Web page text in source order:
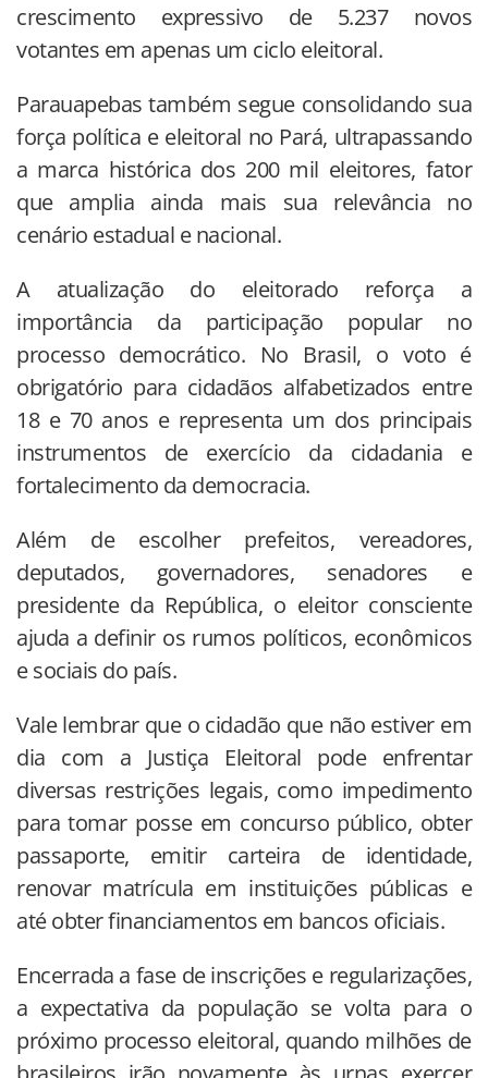
crescimento expressivo de 5.237 novos
votantes em apenas um ciclo eleitoral.
Parauapebas também segue consolidando sua
força política e eleitoral no Pará, ultrapassando
a marca histórica dos 200 mil eleitores, fator
que amplia ainda mais sua relevância no
cenário estadual e nacional.
A atualização do eleitorado reforça a
importância da participação popular no
processo democrático. No Brasil, o voto é
obrigatório para cidadãos alfabetizados entre
18 e 70 anos e representa um dos principais
instrumentos de exercício da cidadania e
fortalecimento da democracia.
Além de escolher prefeitos, vereadores,
deputados, governadores, senadores e
presidente da República, o eleitor consciente
ajuda a definir os rumos políticos, econômicos
e sociais do país.
Vale lembrar que o cidadão que não estiver em
dia com a Justiça Eleitoral pode enfrentar
diversas restrições legais, como impedimento
para tomar posse em concurso público, obter
passaporte, emitir carteira de identidade,
renovar matrícula em instituições públicas e
até obter financiamentos em bancos oficiais.
Encerrada a fase de inscrições e regularizações,
a expectativa da população se volta para o
próximo processo eleitoral, quando milhões de